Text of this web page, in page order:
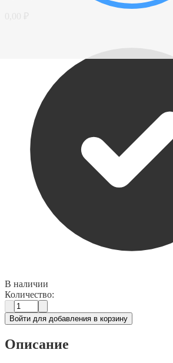
В наличии
Количество:
Войти для добавления в корзину
Описание